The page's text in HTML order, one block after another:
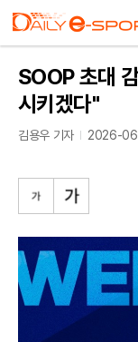
SOOP 초대
시키겠다"
김용우 기자 2026-